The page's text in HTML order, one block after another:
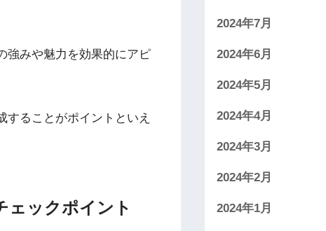
強みや魅力を効果的にアピ
することがポイントといえ
ェックポイント
2024年7月
2024年6月
2024年5月
2024年4月
2024年3月
2024年2月
2024年1月